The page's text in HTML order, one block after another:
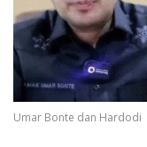
Umar Bonte dan Hardodi